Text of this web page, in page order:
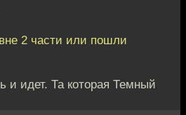
2 части или пошли
и идет. Та которая Темный